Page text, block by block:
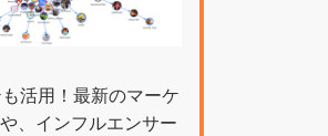
活用！最新のマーケ
、インフルエンサー